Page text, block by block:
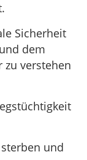
Sicherheit
dem
zu verstehen
und